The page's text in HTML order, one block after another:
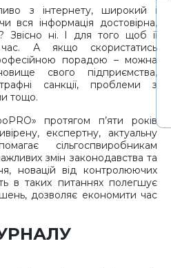
з інтернету, широкий і
вся інформація достовірна,
Звісно ні. І для того щоб її
час. А якщо скористатись
порадою – можна
свого підприємства,
санкції, проблеми з
тощо.
протягом п’яти років
експертну, актуальну
сільгоспвиробникам
змін законодавства та
новацій від контролюючих
в таких питаннях полегшує
дозволяє економити час